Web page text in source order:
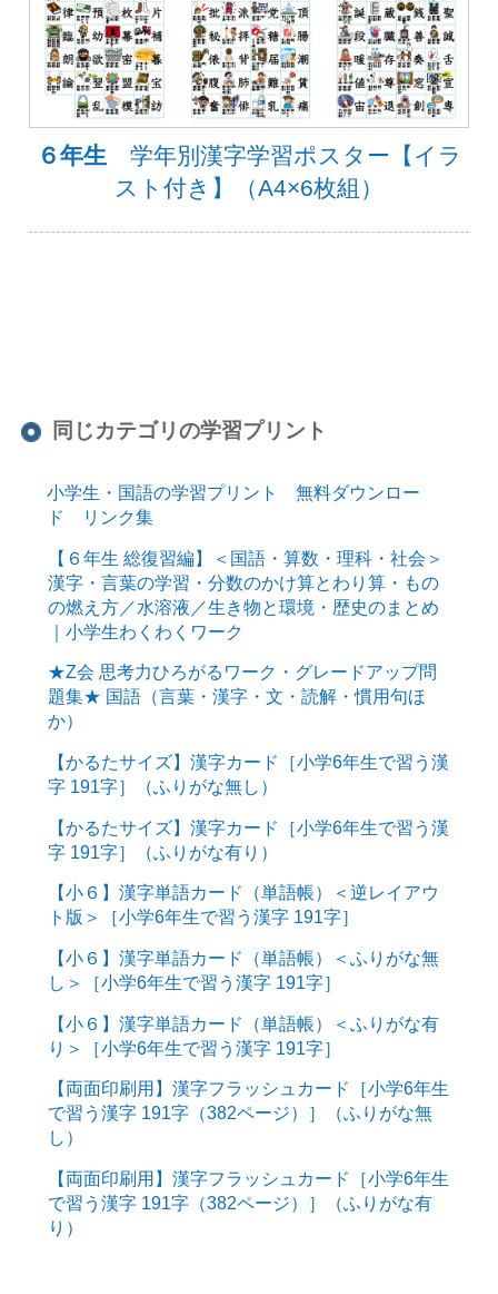
６年生 学年別漢字学習ポスター【イラ
スト付き】（A4×6枚組）
同じカテゴリの学習プリント
小学生・国語の学習プリント 無料ダウンロー
ド リンク集
【６年生 総復習編】＜国語・算数・理科・社会＞
漢字・言葉の学習・分数のかけ算とわり算・もの
の燃え方／水溶液／生き物と環境・歴史のまとめ
｜小学生わくわくワーク
★Z会 思考力ひろがるワーク・グレードアップ問
題集★ 国語（言葉・漢字・文・読解・慣用句ほ
か）
【かるたサイズ】漢字カード［小学6年生で習う漢
字 191字］（ふりがな無し）
【かるたサイズ】漢字カード［小学6年生で習う漢
字 191字］（ふりがな有り）
【小６】漢字単語カード（単語帳）＜逆レイアウ
ト版＞［小学6年生で習う漢字 191字］
【小６】漢字単語カード（単語帳）＜ふりがな無
し＞［小学6年生で習う漢字 191字］
【小６】漢字単語カード（単語帳）＜ふりがな有
り＞［小学6年生で習う漢字 191字］
【両面印刷用】漢字フラッシュカード［小学6年生
で習う漢字 191字（382ページ）］（ふりがな無
し）
【両面印刷用】漢字フラッシュカード［小学6年生
で習う漢字 191字（382ページ）］（ふりがな有
り）